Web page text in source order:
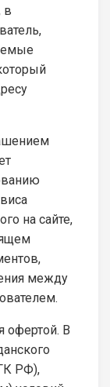
в
на сайте,
между
офертой. В
РФ),